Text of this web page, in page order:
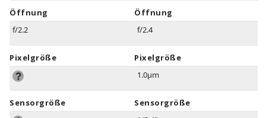
Öffnung
f/2.2
Pixelgröße
Sensorgröße
Öffnung
f/2.4
Pixelgröße
1.0µm
Sensorgröße